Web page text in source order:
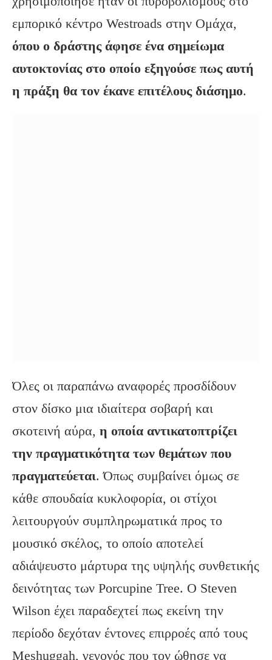
εμπορικό κέντρο Westroads στην Ομάχα,
όπου ο δράστης άφησε ένα σημείωμα
αυτοκτονίας στο οποίο εξηγούσε πως αυτή
η πράξη θα τον έκανε επιτέλους διάσημο.
Όλες οι παραπάνω αναφορές προσδίδουν
στον δίσκο μια ιδιαίτερα σοβαρή και
σκοτεινή αύρα, η οποία αντικατοπτρίζει
την πραγματικότητα των θεμάτων που
πραγματεύεται. Όπως συμβαίνει όμως σε
κάθε σπουδαία κυκλοφορία, οι στίχοι
λειτουργούν συμπληρωματικά προς το
μουσικό σκέλος, το οποίο αποτελεί
αδιάψευστο μάρτυρα της υψηλής συνθετικής
δεινότητας των Porcupine Tree. Ο Steven
Wilson έχει παραδεχτεί πως εκείνη την
περίοδο δεχόταν έντονες επιρροές από τους
Meshuggah, γεγονός που τον ώθησε να